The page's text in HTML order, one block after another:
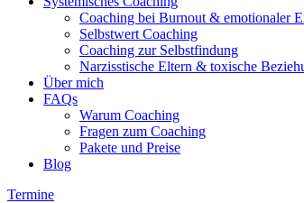
Coaching bei Burnout & emotionaler
Selbstwert Coaching
Coaching zur Selbstfindung
Narzisstische Eltern & toxische
Über mich
FAQs
Warum Coaching
Fragen zum Coaching
Pakete und Preise
Blog
Termine